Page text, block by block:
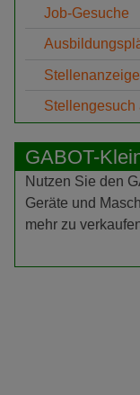
Job-Gesuche
Stellengesuch
GABOT-
Nutzen Sie den
Geräte und
mehr zu